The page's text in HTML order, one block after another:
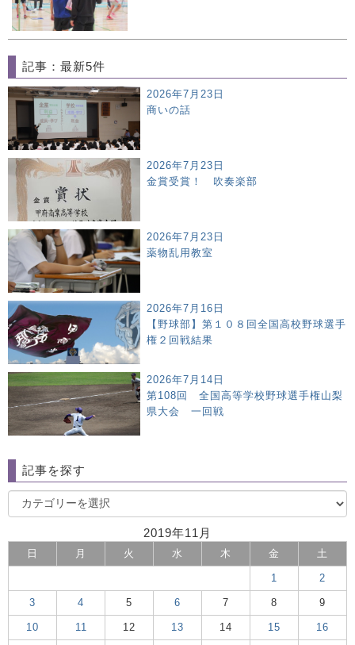
記事：最新5件
2026年7月23日
商いの話
2026年7月23日
金賞受賞！ 吹奏楽部
2026年7月23日
薬物乱用教室
2026年7月16日
【野球部】第１０８回全国高校野球選手
権２回戦結果
2026年7月14日
第108回 全国高等学校野球選手権山梨
県大会 一回戦
記事を探す
2019年11月
日 月 火 水 木 金 土
1 2
3 4 5 6 7 8 9
10 11 12 13 14 15 16